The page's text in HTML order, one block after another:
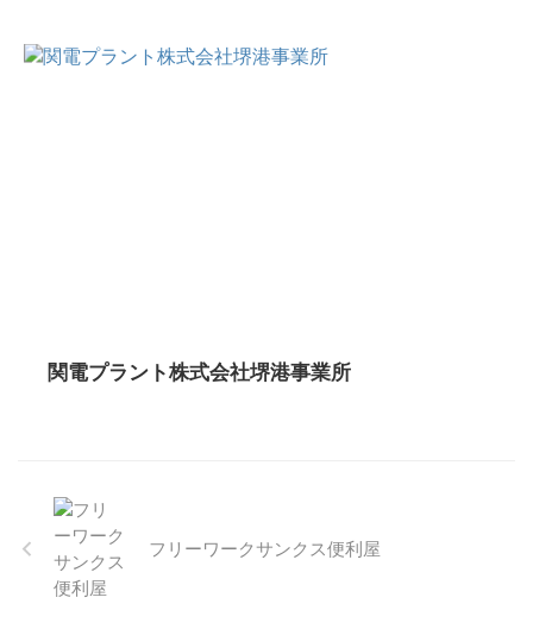
関電プラント株式会社堺港事業所
フリーワークサンクス便利屋